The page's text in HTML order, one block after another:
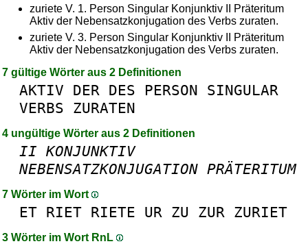
zuriete V. 1. Person Singular Konjunktiv II Präteritum
Aktiv der Nebensatzkonjugation des Verbs zuraten.
zuriete V. 3. Person Singular Konjunktiv II Präteritum
Aktiv der Nebensatzkonjugation des Verbs zuraten.
7 gültige Wörter aus 2 Definitionen
AKTIV DER DES PERSON SINGULAR
VERBS ZURATEN
4 ungültige Wörter aus 2 Definitionen
II KONJUNKTIV
NEBENSATZKONJUGATION PRÄTERITUM
7 Wörter im Wort
ET RIET RIETE UR ZU ZUR ZURIET
3 Wörter im Wort RnL